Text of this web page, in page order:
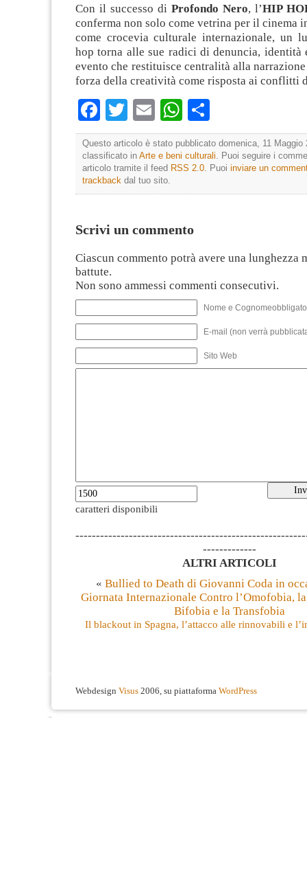
Con il successo di Profondo Nero, l’HIP
conferma non solo come vetrina per il cinema
come crocevia culturale internazionale, un
hop torna alle sue radici di denuncia, identità
evento che restituisce centralità alla
forza della creatività come risposta ai conflitti
Facebook
TwitterEmailWhatsApp
Questo articolo è stato pubblicato domenica, 11 Maggio
classificato in Arte e beni culturali. Puoi seguire i
articolo tramite il feed RSS 2.0. Puoi inviare un
trackback dal tuo sito.
Scrivi un commento
Ciascun commento potrà avere una lunghezza
battute.
Non sono ammessi commenti consecutivi.
Nome e
E-mail (non verrà
Sito Web
caratteri disponibili
-------------
ALTRI ARTICOLI
« Bullied to Death di Giovanni Coda in
Giornata Internazionale Contro l’Omofobia,
Bifobia e la Transfobia
Il blackout in Spagna, l’attacco alle rinnovabili e
Webdesign Visus 2006, su piattaforma WordPress